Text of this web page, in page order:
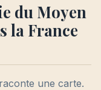
du Moyen
la France
raconte une carte.